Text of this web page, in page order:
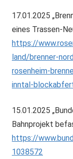
17.01.2025
eines Trassen-
https://
land/brenner-
rosenheim-
inntal-
15.01.2025
Bahnprojekt
https://
1038572